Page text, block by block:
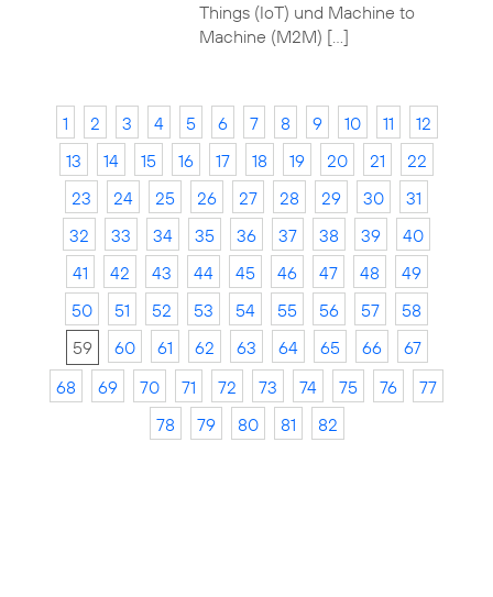
Things (IoT) und Machine to
Machine (M2M) […]
1 2 3 4 5 6 7 8 9 10 11
12
13
14 15 16 17 18 19 20 21
22
23
24 25 26 27 28 29 30
31
32
33 34 35 36 37 38 39
40
41
42 43 44 45 46 47 48
49
50
51 52 53 54 55 56 57
58
59
60 61 62 63 64 65 66
67
68
69 70 71 72 73 74 75 76
77
78
79 80 81 82